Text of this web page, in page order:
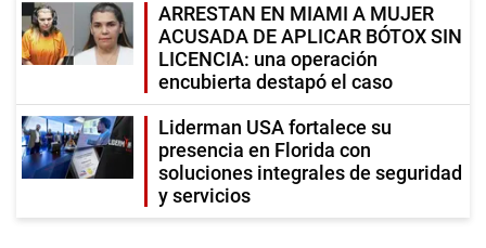
ARRESTAN EN MIAMI A MUJER
ACUSADA DE APLICAR BÓTOX SIN
LICENCIA: una operación
encubierta destapó el caso
Liderman USA fortalece su
presencia en Florida con
soluciones integrales de seguridad
y servicios